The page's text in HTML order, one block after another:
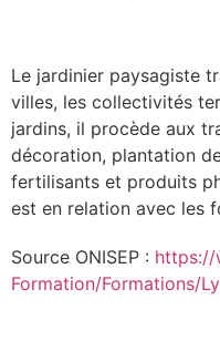
Le jardinier paysagiste
villes, les collectivités
jardins, il procède aux
décoration, plantation
fertilisants et produits
est en relation avec les
Source ONISEP : https://
Formation/Formations/